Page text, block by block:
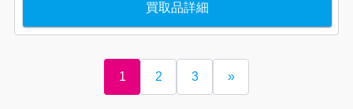
買取品詳細
1 2 3 »